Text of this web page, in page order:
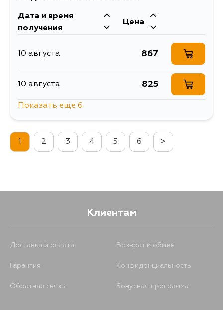
Дата и время
получения
Цена
10 августа 867
10 августа 825
11 августа
4 сентября 932
Показать еще 6
1 2 3 4 5 6 >
Клиентам
Доставка и оплата Возврат и обмен
Гарантия Конфиденциальность
Обратная связь Бонусная программа